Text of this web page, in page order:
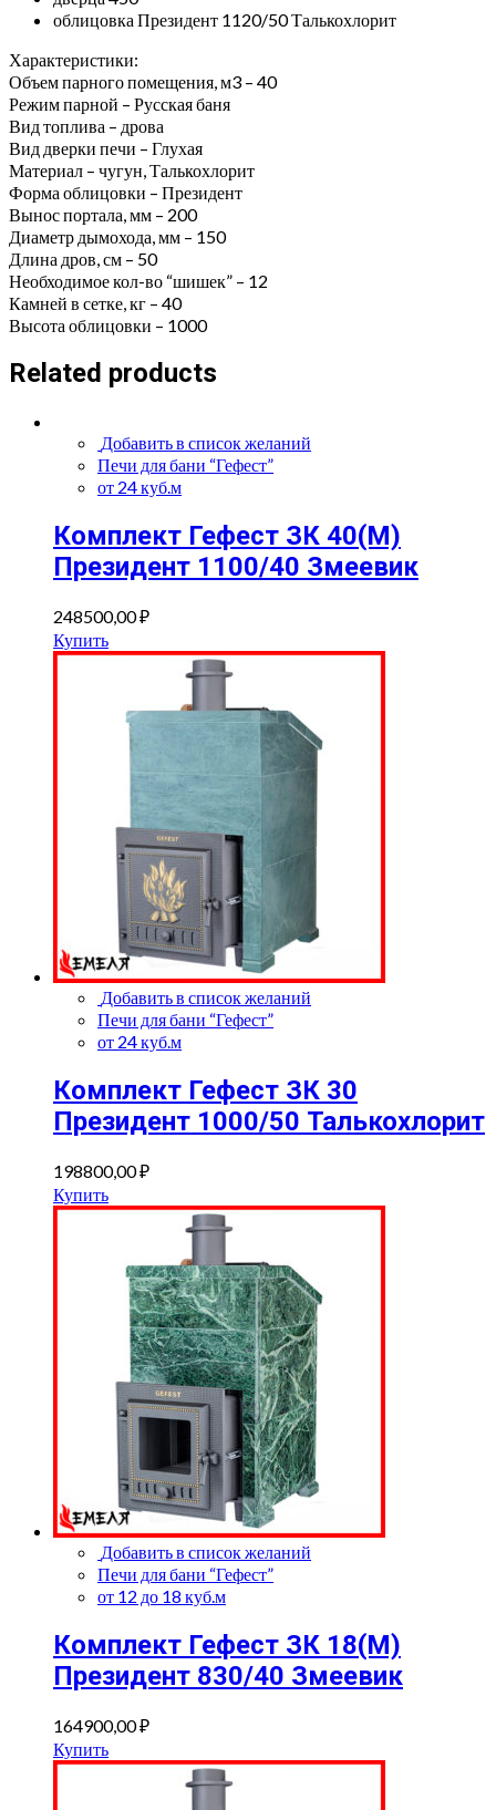
облицовка Президент 1120/50 Талькохлорит
Характеристики:
Объем парного помещения, м3 – 40
Режим парной – Русская баня
Вид топлива – дрова
Вид дверки печи – Глухая
Материал – чугун, Талькохлорит
Форма облицовки – Президент
Вынос портала, мм – 200
Диаметр дымохода, мм – 150
Длина дров, см – 50
Необходимое кол-во “шишек” – 12
Камней в сетке, кг – 40
Высота облицовки – 1000
Related products
Добавить в список желаний
Печи для бани “Гефест”
от 24 куб.м
Комплект Гефест ЗК 40(М)
Президент 1100/40 Змеевик
248500,00₽
Купить
Добавить в список желаний
Печи для бани “Гефест”
от 24 куб.м
Комплект Гефест ЗК 30
Президент 1000/50 Талькохлорит
198800,00₽
Купить
Добавить в список желаний
Печи для бани “Гефест”
от 12 до 18 куб.м
Комплект Гефест ЗК 18(М)
Президент 830/40 Змеевик
164900,00₽
Купить